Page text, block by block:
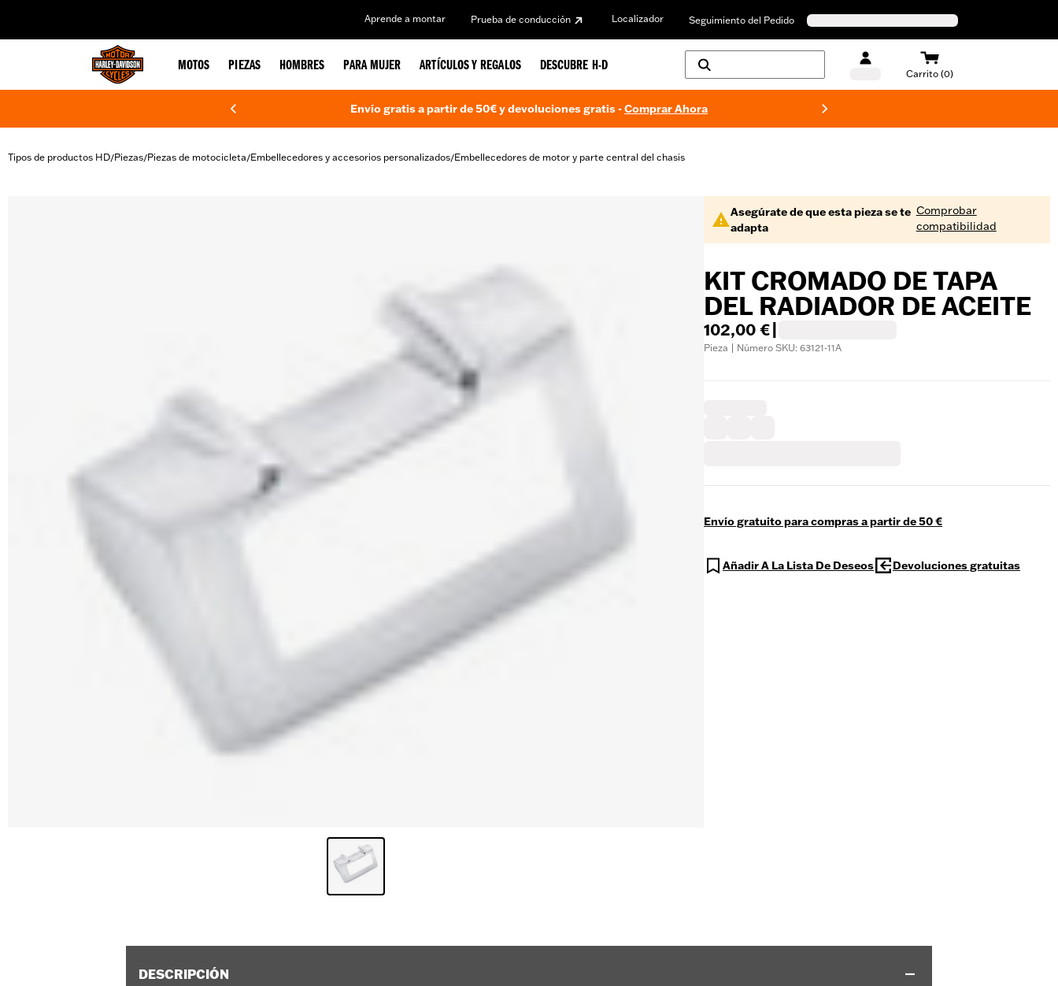
Aprende a montar Prueba de conducción Localizador Seguimiento del Pedido
MOTOS PIEZAS HOMBRES PARA MUJER ARTÍCULOS Y REGALOS DESCUBRE H-D
Carrito (0)
Envío gratis a partir de 50€ y devoluciones gratis -Comprar Ahora
Tipos de productos HD/Piezas/Piezas de motocicleta/Embellecedores y accesorios personalizados/Embellecedores de motor y parte central del chasis
Asegúrate de que esta pieza se te
adapta
Comprobar
compatibilidad
KIT CROMADO DE TAPA
DEL RADIADOR DE ACEITE
102,00 €
Pieza | Número SKU: 63121-11A
Envío gratuito para compras a partir de 50 €
Añadir A La Lista De Deseos Devoluciones gratuitas
DESCRIPCIÓN